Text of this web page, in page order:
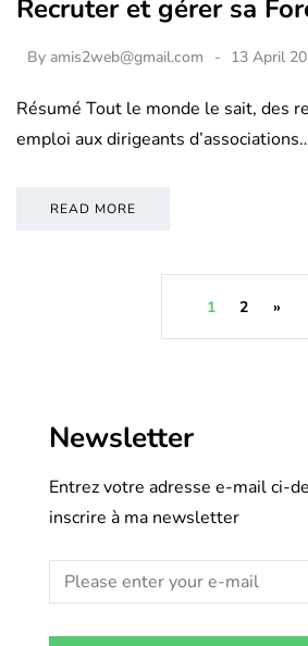
Recruter et gérer sa
By amis2web@gmail.com 13 April
Résumé Tout le monde le sait, des
emploi aux dirigeants
READ MORE
1 2 »
Newsletter
Entrez votre adresse e-mail ci-
inscrire à ma newsletter